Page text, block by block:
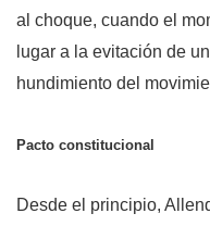
al choque, cuando el
lugar a la evitación de
hundimiento del
Pacto constitucional
Desde el principio,